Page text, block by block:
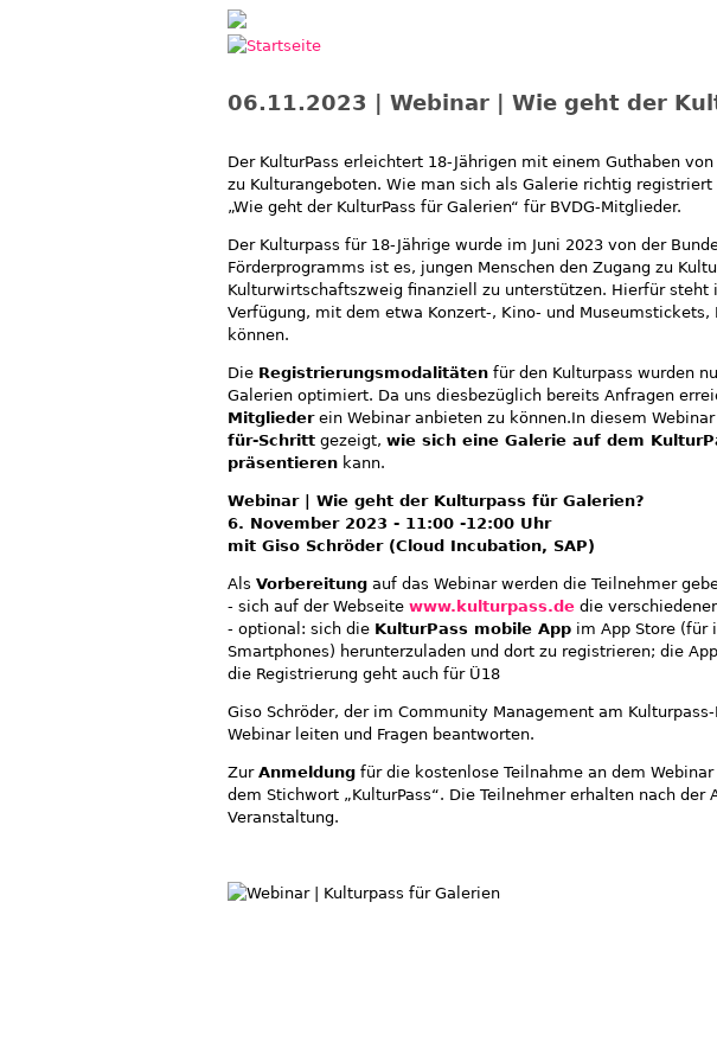
06.11.2023 | Webinar | Wie geht der
Der KulturPass erleichtert 18-Jährigen mit einem Guthaben
zu Kulturangeboten. Wie man sich als Galerie richtig
„Wie geht der KulturPass für Galerien“ für BVDG-Mitglieder.
Der Kulturpass für 18-Jährige wurde im Juni 2023 von der
Förderprogramms ist es, jungen Menschen den Zugang zu
Kulturwirtschaftszweig finanziell zu unterstützen. Hierfür steht
Verfügung, mit dem etwa Konzert-, Kino- und
können.
Die Registrierungsmodalitäten für den Kulturpass wurden
Galerien optimiert. Da uns diesbezüglich bereits Anfragen
Mitgliederein Webinar anbieten zu können.In diesem
für-Schritt gezeigt, wie sich eine Galerie auf dem
präsentieren kann.
Webinar | Wie geht der Kulturpass für Galerien?
6. November 2023 - 11:00 -12:00 Uhr
mit Giso Schröder (Cloud Incubation, SAP)
Als Vorbereitung auf das Webinar werden die Teilnehmer
- sich auf der Webseite www.kulturpass.de die
- optional: sich die KulturPass mobile App im App Store (für
Smartphones) herunterzuladen und dort zu registrieren; die
die Registrierung geht auch für Ü18
Giso Schröder, der im Community Management am
Webinar leiten und Fragen beantworten.
Zur Anmeldung für die kostenlose Teilnahme an dem
dem Stichwort „KulturPass“. Die Teilnehmer erhalten nach
Veranstaltung.